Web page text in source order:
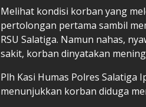
Melihat kondisi korban yang
pertolongan pertama sambil
RSU Salatiga. Namun nahas,
sakit, korban dinyatakan
Plh Kasi Humas Polres Salatiga
menunjukkan korban diduga